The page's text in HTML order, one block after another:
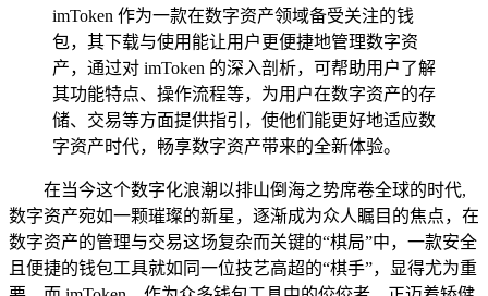
imToken 作为一款在数字资产领域备受关注的钱
包，其下载与使用能让用户更便捷地管理数字资
产，通过对 imToken 的深入剖析，可帮助用户了解
其功能特点、操作流程等，为用户在数字资产的存
储、交易等方面提供指引，使他们能更好地适应数
字资产时代，畅享数字资产带来的全新体验。
在当今这个数字化浪潮以排山倒海之势席卷全球的时代,
数字资产宛如一颗璀璨的新星，逐渐成为众人瞩目的焦点，在
数字资产的管理与交易这场复杂而关键的“棋局”中，一款安全
且便捷的钱包工具就如同一位技艺高超的“棋手”，显得尤为重